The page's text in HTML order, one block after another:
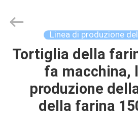
CASA.
PRODOTTI
Machinery
Technology
Reserved.
Linea di produzione
Tortiglia della
fa macchina,
produzione
della farina